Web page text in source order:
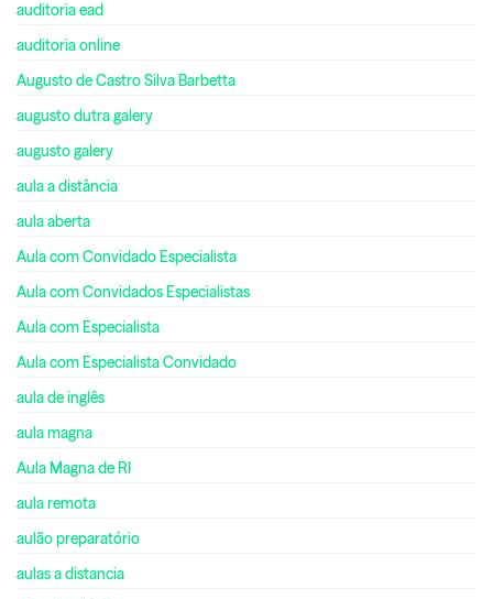
auditoria ead
auditoria online
Augusto de Castro Silva Barbetta
augusto dutra galery
augusto galery
aula a distância
aula aberta
Aula com Convidado Especialista
Aula com Convidados Especialistas
Aula com Especialista
Aula com Especialista Convidado
aula de inglês
aula magna
Aula Magna de RI
aula remota
aulão preparatório
aulas a distancia